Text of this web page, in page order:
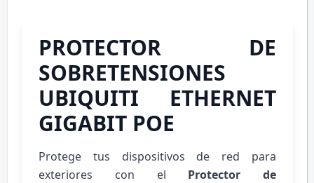
PROTECTOR DE
SOBRETENSIONES
UBIQUITI ETHERNET
GIGABIT POE
Protege tus dispositivos de red para
exteriores con el Protector de